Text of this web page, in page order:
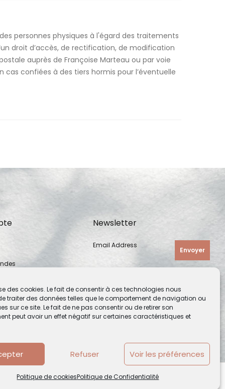
des cookies. Le fait de consentir à ces technologies nous
traiter des données telles que le comportement de navigation ou
sur ce site. Le fait de ne pas consentir ou de retirer son
peut avoir un effet négatif sur certaines caractéristiques et
Refuser Voir les préférences
Politique de cookiesPolitique de Confidentialité
personnes physiques à l'égard des traitements
droit d’accès, de rectification, de modification
auprès de Françoise Marteau ou par voie
confiées à des tiers hormis pour l’éventuelle
Newsletter
Email Address
Envoyer
parSolutio Digital